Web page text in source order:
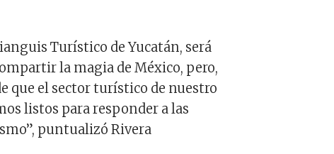
Turístico de Yucatán, será
la magia de México, pero,
que el sector turístico de nuestro
listos para responder a las
puntualizó Rivera